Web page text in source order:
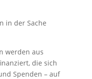
in der Sache
werden aus
die sich
Spenden – auf